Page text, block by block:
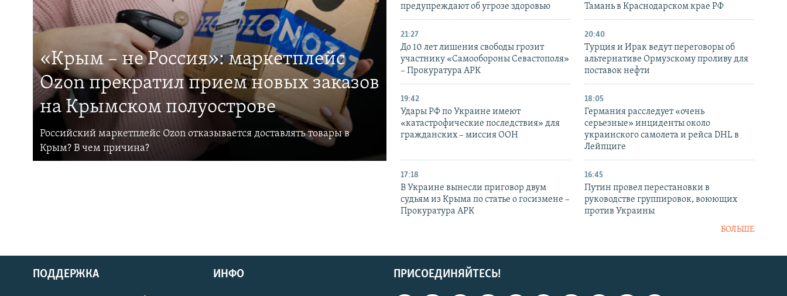
«Крым – не Россия»: маркетплейс
Ozon прекратил прием новых заказов
на Крымском полуострове
Российский маркетплейс Ozon отказывается доставлять товары в
Крым? В чем причина?
предупреждают об угрозе здоровью
Тамань в Краснодарском крае РФ
21:27
До 10 лет лишения свободы грозит
участнику «Самообороны Севастополя»
– Прокуратура АРК
20:40
Турция и Ирак ведут переговоры об
альтернативе Ормузскому проливу для
поставок нефти
19:42
Удары РФ по Украине имеют
«катастрофические последствия» для
гражданских – миссия ООН
18:05
Германия расследует «очень
серьезные» инциденты около
украинского самолета и рейса DHL в
Лейпциге
17:18
В Украине вынесли приговор двум
судьям из Крыма по статье о госизмене –
Прокуратура АРК
16:45
Путин провел перестановки в
руководстве группировок, воюющих
против Украины
БОЛЬШЕ
ПРИСОЕДИНЯЙТЕСЬ!
ПОДДЕРЖКА ИНФО